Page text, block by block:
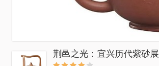
荆邑之光：宜兴历代紫砂展